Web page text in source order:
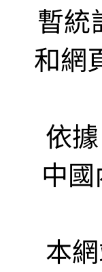
暫統
和網
依
中
本